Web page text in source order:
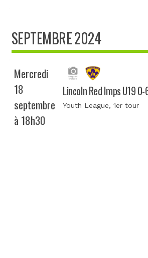
SEPTEMBRE 2024
Mercredi
18
septembre
à 18h30
Lincoln Red Imps U19
Youth League, 1er tour